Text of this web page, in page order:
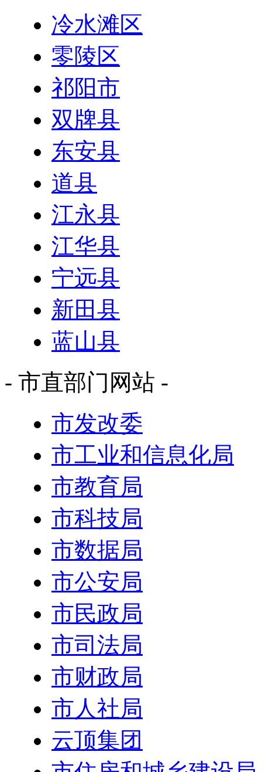
冷水滩区
零陵区
祁阳市
双牌县
东安县
道县
江永县
江华县
宁远县
新田县
蓝山县
- 市直部门网站 -
市发改委
市工业和信息化局
市教育局
市科技局
市数据局
市公安局
市民政局
市司法局
市财政局
市人社局
云顶集团